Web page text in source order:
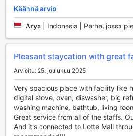
Ascott Kuningan Jakartan
Ascott Kuningan Jakarta tarjoaa
mukavuutta ja rentoutumista
on varustettu ilmastoinnilla, joka
sisäilmaston, sekä tilavilla
myös erillinen olohuone, joka luo
niin työskentelyyn kuin
nauttia päivittäisestä sanomalehdestä
juomat minibaariin tai kahvin/teen
tarkoitetusta laitteesta. Ilmaiset
tarjoavat lisämukavuutta jokaisena
Huoneiden varustukseen kuuluvat
Käännä arvio
Arya Indonesia | Perhe, jossa
Pleasant staycation with great
Arvioitu: 25. joulukuu 2025
Very spacious place with facility like
digital stove, oven, diswasher, big
washing machine, bathtub, living
Great service from all of the staffs.
And it's connected to Lotte Mall